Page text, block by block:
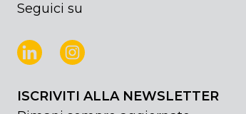
Seguici su
ISCRIVITI ALLA NEWSLETTER